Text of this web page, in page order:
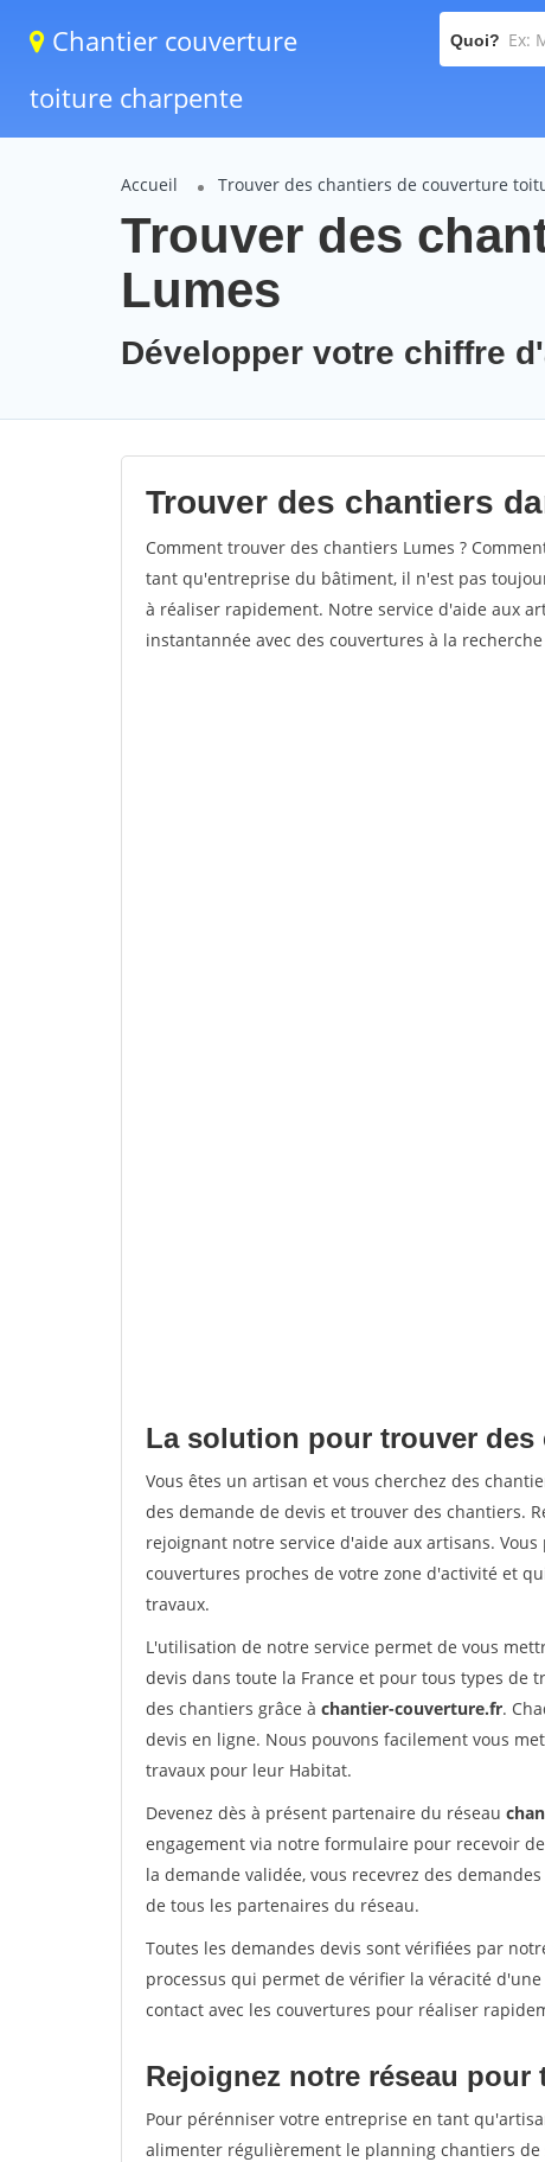
Chantier couverture
toiture charpente
Quoi?
Accueil Trouver des chantiers de couverture
Trouver des
Lumes
Développer votre chiffre
Trouver des chantiers
Comment trouver des chantiers Lumes ?
tant qu'entreprise du bâtiment, il n'est pas
à réaliser rapidement. Notre service d'aide aux
instantannée avec des couvertures à la
La solution pour trouver des
Vous êtes un artisan et vous cherchez des
des demande de devis et trouver des chantiers.
rejoignant notre service d'aide aux artisans.
couvertures proches de votre zone d'activité et
travaux.
L'utilisation de notre service permet de vous
devis dans toute la France et pour tous types de
des chantiers grâce à chantier-couverture.fr.
devis en ligne. Nous pouvons facilement vous
travaux pour leur Habitat.
Devenez dès à présent partenaire du réseau
engagement via notre formulaire pour recevoir
la demande validée, vous recevrez des
de tous les partenaires du réseau.
Toutes les demandes devis sont vérifiées par
processus qui permet de vérifier la véracité
contact avec les couvertures pour réaliser
Rejoignez notre réseau
Pour pérénniser votre entreprise en tant
alimenter régulièrement le planning chantiers